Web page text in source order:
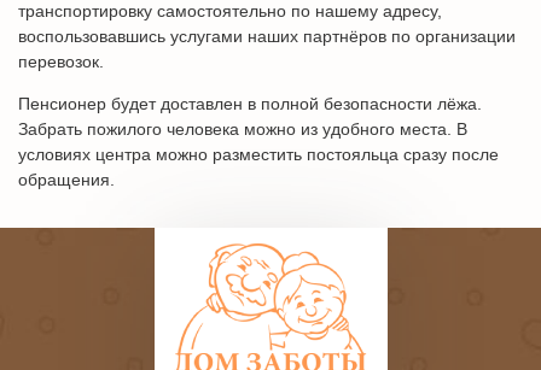
транспортировку самостоятельно по нашему адресу,
воспользовавшись услугами наших партнёров по организации
перевозок.
Пенсионер будет доставлен в полной безопасности лёжа.
Забрать пожилого человека можно из удобного места. В
условиях центра можно разместить постояльца сразу после
обращения.